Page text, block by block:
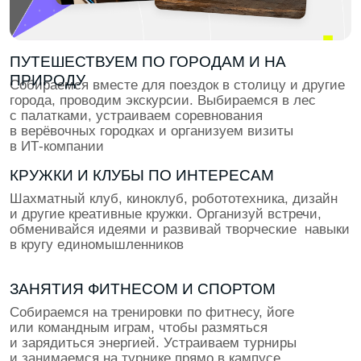
15 крутых кейсов в портфолио и начало
оплачиваемых стажировок